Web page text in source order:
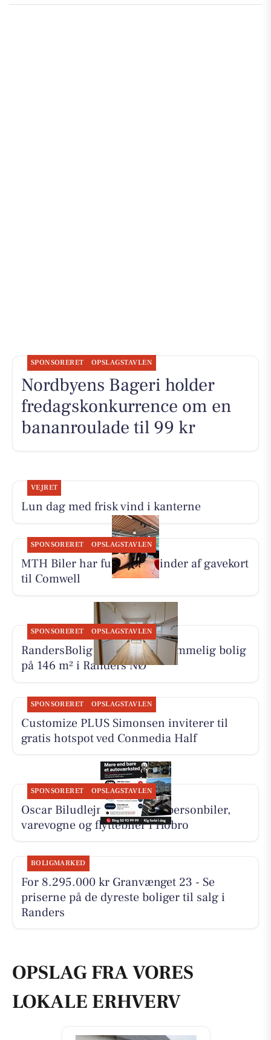
SPONSORERET OPSLAGSTAVLEN
Nordbyens Bageri holder
fredagskonkurrence om en
bananroulade til 99 kr
VEJRET
Lun dag med frisk vind i kanterne
SPONSORERET OPSLAGSTAVLEN
MTH Biler har fundet en vinder af gavekort
til Comwell
SPONSORERET OPSLAGSTAVLEN
RandersBolig præsenterer rummelig bolig
på 146 m² i Randers NØ
SPONSORERET OPSLAGSTAVLEN
Customize PLUS Simonsen inviterer til
gratis hotspot ved Conmedia Half
SPONSORERET OPSLAGSTAVLEN
Oscar Biludlejning tilbyder personbiler,
varevogne og flyttebiler i Hobro
BOLIGMARKED
For 8.295.000 kr Granvænget 23 - Se
priserne på de dyreste boliger til salg i
Randers
OPSLAG FRA VORES
LOKALE ERHVERV